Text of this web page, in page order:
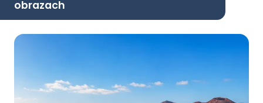
obrazach